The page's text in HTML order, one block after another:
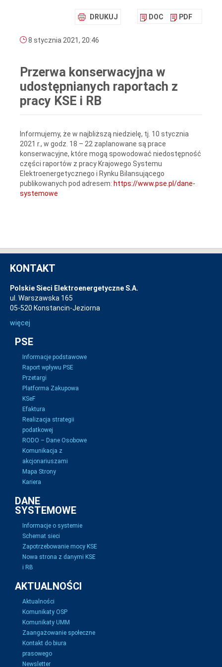
DRUKUJ DOC PDF
8 stycznia 2021, 20:46
Przerwa konserwacyjna w
udostępnianych raportach z
pracy KSE i RB
Informujemy, że w najbliższą niedzielę, tj. 10 stycznia
2021 r., w godz. 18 – 22 zaplanowane są prace
konserwacyjne, które mogą spowodować niedostępność
części raportów z pracy Krajowego Systemu
Elektroenergetycznego i Rynku Bilansującego
publikowanych pod adresem: https://www.pse.pl/dane-
systemowe
KONTAKT
Polskie Sieci Elektroenergetyczne S.A.
ul. Warszawska 165
05-520 Konstancin-Jeziorna
więcej
PSE
Informacje podstawowe
Raport wpływu PSE
Przetargi
Platforma Zakupowa
KSeF
Efaktura
Realizacja strategii
podatkowej
RODO – Dane Osobowe
Komunikacja z
akcjonariuszami
Mapa Strony
Kariera
DANE
SYSTEMOWE
Informacje o systemie
Schemat sieci
Zapotrzebowanie mocy KSE
Nowa strona z danymi KSE
i RB
AKTUALNOŚCI
Aktualności
Komunikaty OSP
Komunikaty UMM
Zaangażowanie społeczne
Kontakt do biura
prasowego
Newsletter